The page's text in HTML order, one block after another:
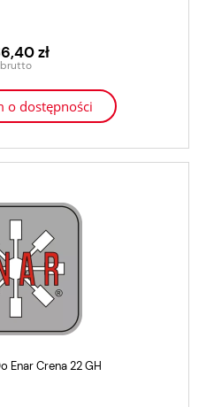
zł
o dostępności
Enar Crena 22 GH